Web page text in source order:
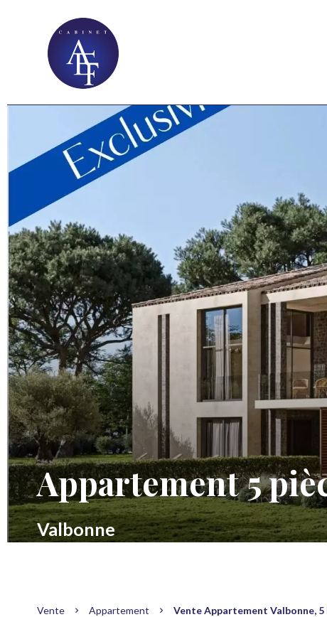
Appartement 5
Valbonne
Vente Appartement Vente Appartement Valbonne, 5